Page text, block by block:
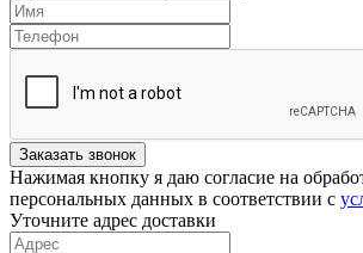
Заказать звонок
Нажимая кнопку я даю согласие на
персональных данных в соответствии с
Уточните адрес доставки